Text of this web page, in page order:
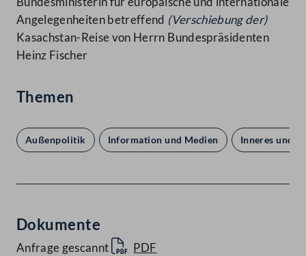
Angelegenheiten betreffend (Verschiebung der)
Kasachstan-Reise von Herrn Bundespräsidenten
Heinz Fischer
Themen
Außenpolitik Information und Medien Inneres und
Dokumente
Anfrage gescannt
PDF